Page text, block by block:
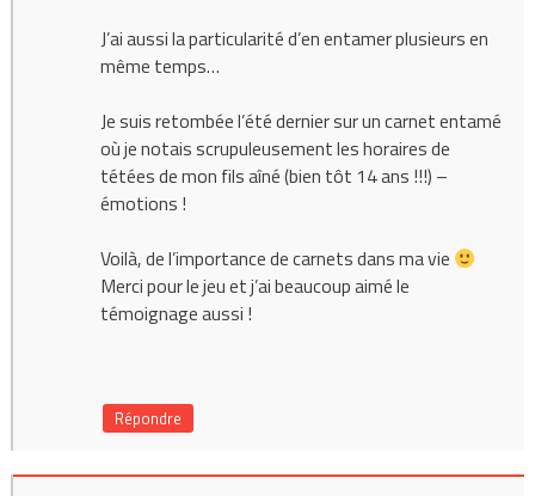
J’ai aussi la particularité d’en entamer plusieurs en
même temps…
Je suis retombée l’été dernier sur un carnet entamé
où je notais scrupuleusement les horaires de
tétées de mon fils aîné (bien tôt 14 ans !!!) –
émotions !
Voilà, de l’importance de carnets dans ma vie
Merci pour le jeu et j’ai beaucoup aimé le
témoignage aussi !
Répondre